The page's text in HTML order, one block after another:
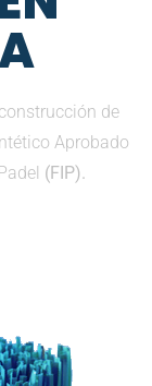
de
Aprobado
(FIP).